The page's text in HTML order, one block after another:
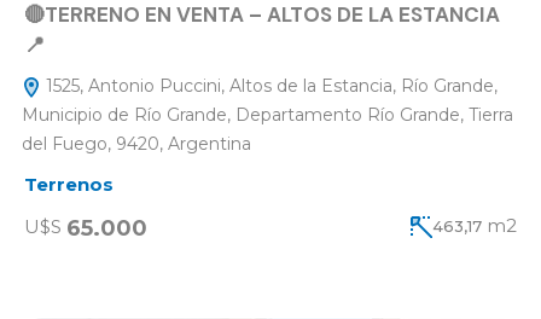
🔴TERRENO EN VENTA – ALTOS DE LA ESTANCIA
📍
1525, Antonio Puccini, Altos de la Estancia, Río Grande,
Municipio de Río Grande, Departamento Río Grande, Tierra
del Fuego, 9420, Argentina
Terrenos
U$S 65.000 463,17 m2